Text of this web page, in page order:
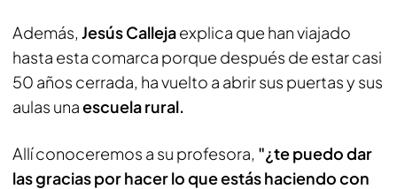
Además, Jesús Callejaexplica que han viajado
hasta esta comarca porque después de estar casi
50 años cerrada, ha vuelto a abrir sus puertas y sus
aulas unaescuela rural.
Allí conoceremos a su profesora, "¿te puedo dar
las gracias por hacer lo que estás haciendo con